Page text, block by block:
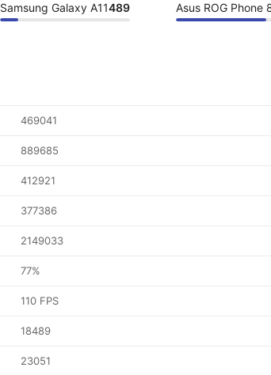
Samsung Galaxy A11489 Asus ROG Phone
469041
889685
412921
377386
2149033
77%
110 FPS
18489
23051